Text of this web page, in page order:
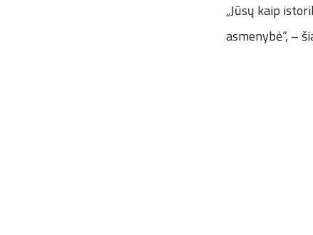
„Jūsų kaip
asmenybė“, –